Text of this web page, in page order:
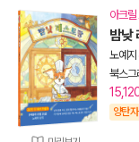
아크릴
밤낮
노예지
북스그
양탄